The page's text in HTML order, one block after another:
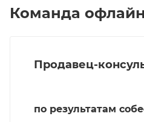
Команда
Продавец-
по результатам